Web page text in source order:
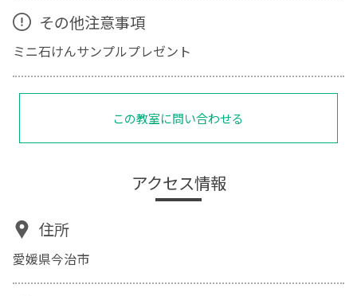
その他注意事項
ミニ石けんサンプルプレゼント
この教室に問い合わせる
アクセス情報
住所
愛媛県今治市